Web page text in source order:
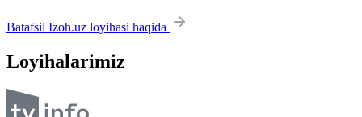
Batafsil Izoh.uz loyihasi haqida
Loyihalarimiz